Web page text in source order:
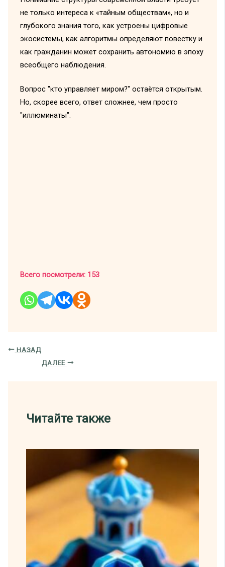
не только интереса к «тайным обществам», но и
глубокого знания того, как устроены цифровые
экосистемы, как алгоритмы определяют повестку и
как гражданин может сохранить автономию в эпоху
всеобщего наблюдения.
Вопрос "кто управляет миром?" остаётся открытым.
Но, скорее всего, ответ сложнее, чем просто
"иллюминаты".
Всего посмотрели: 153
НАЗАД
ДАЛЕЕ
Читайте также